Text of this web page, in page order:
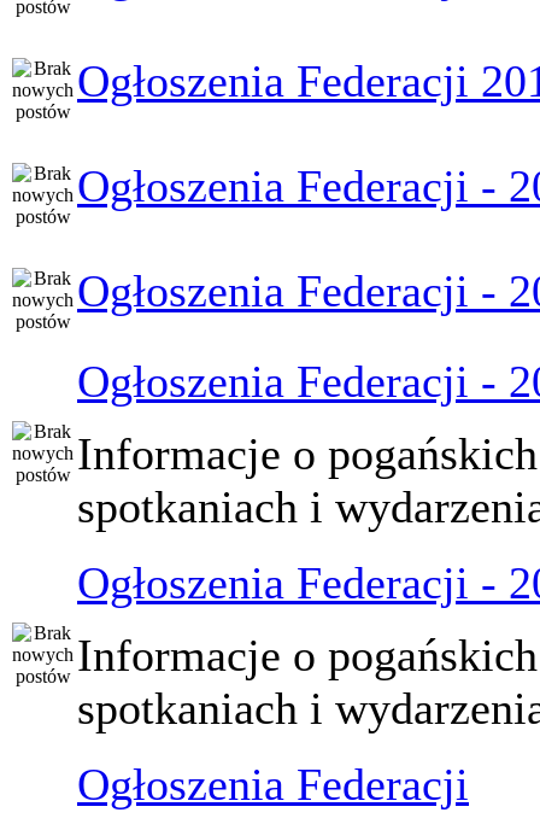
Ogłoszenia Federacji
Ogłoszenia Federacji -
Ogłoszenia Federacji -
Ogłoszenia Federacji -
Informacje o pogańskich
spotkaniach i
Ogłoszenia Federacji -
Informacje o pogańskich
spotkaniach i
Ogłoszenia Federacji